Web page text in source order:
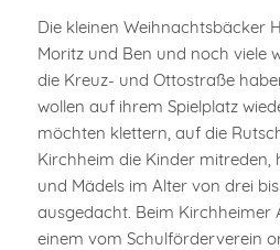
Die kleinen Weihnachtsbäcker
Moritz und Ben und noch viele
die Kreuz- und Ottostraße
wollen auf ihrem Spielplatz
möchten klettern, auf die
Kirchheim die Kinder mitreden,
und Mädels im Alter von drei
ausgedacht. Beim Kirchheimer
einem vom Schulförderverein